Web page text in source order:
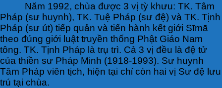
Năm 1992, chùa được 3 vị tỳ khưu: TK. Tâm
Pháp (sư huynh), TK. Tuệ Pháp (sư đệ) và TK. Tịnh
Pháp (sư út) tiếp quản và tiến hành kết giới Sīmā
theo đúng giới luật truyền thống Phật Giáo Nam
tông. TK. Tịnh Pháp là trụ trì. Cả 3 vị đều là đệ tử
của thiền sư Pháp Minh (1918-1993). Sư huynh
Tâm Pháp viên tịch, hiện tại chỉ còn hai vị Sư đệ lưu
trú tại chùa.